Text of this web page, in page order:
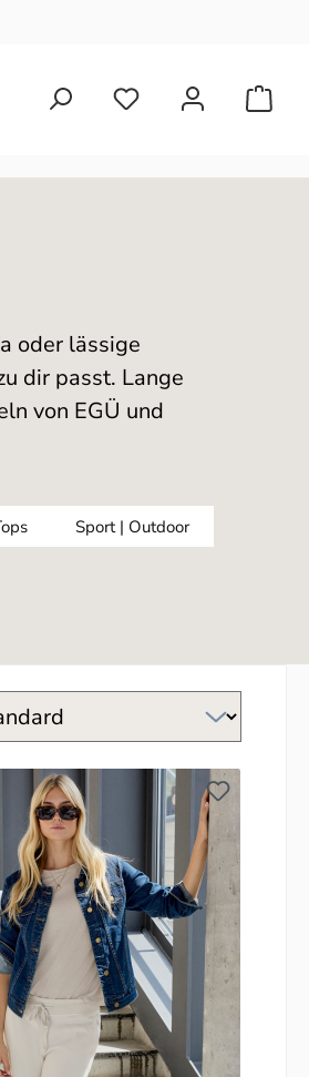
Du hast 0 Produkte auf
oder lässige
dir passt. Lange
von EGÜ und
Sport | Outdoor